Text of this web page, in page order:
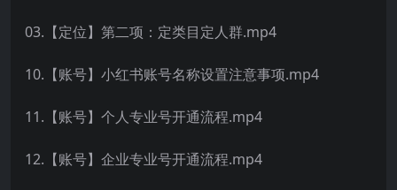
03.【定位】第二项：定类目定人群.mp4
10.【账号】小红书账号名称设置注意事项.mp4
11.【账号】个人专业号开通流程.mp4
12.【账号】企业专业号开通流程.mp4